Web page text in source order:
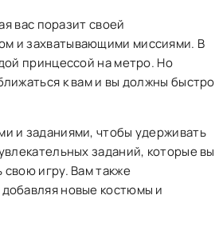
вас поразит своей
и захватывающими миссиями. В
принцессой на метро. Но
к вам и вы должны быстро
и заданиями, чтобы удерживать
заданий, которые вы
игру. Вам также
новые костюмы и